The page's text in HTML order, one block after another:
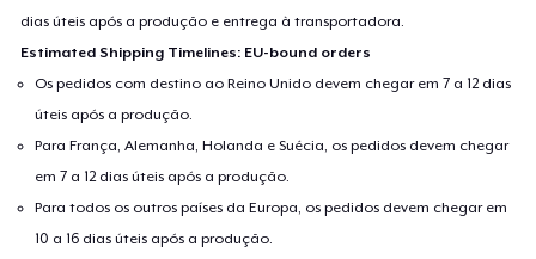
dias úteis após a produção e entrega à transportadora.
Estimated Shipping Timelines: EU-bound orders
Os pedidos com destino ao Reino Unido devem chegar em 7 a 12 dias
úteis após a produção.
Para França, Alemanha, Holanda e Suécia, os pedidos devem chegar
em 7 a 12 dias úteis após a produção.
Para todos os outros países da Europa, os pedidos devem chegar em
10 a 16 dias úteis após a produção.